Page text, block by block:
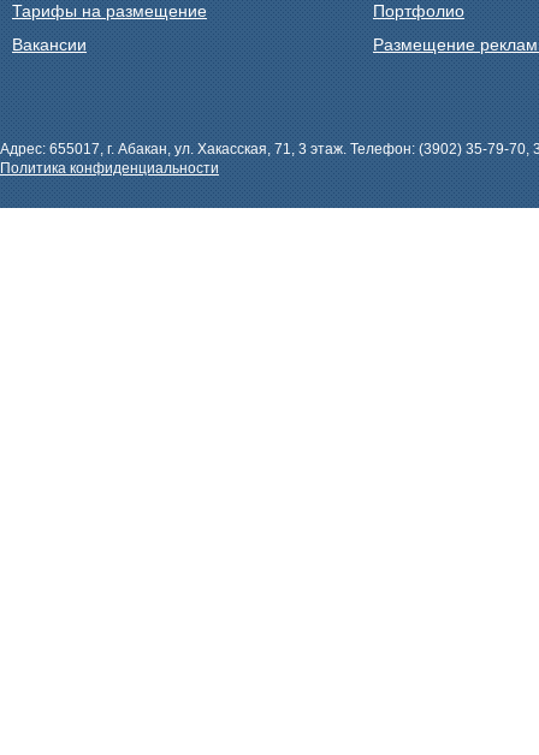
Тарифы на размещение
Вакансии
Портфолио
Размещение
Адрес: 655017, г. Абакан, ул. Хакасская, 71, 3 этаж. Телефон: (3902) 35-79-
Политика конфиденциальности